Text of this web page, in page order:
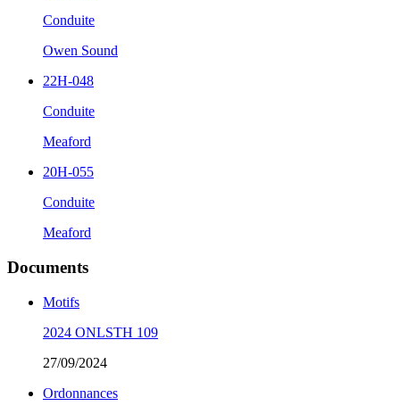
Conduite
Owen Sound
22H-048
Conduite
Meaford
20H-055
Conduite
Meaford
Documents
Motifs
2024 ONLSTH 109
27/09/2024
Ordonnances